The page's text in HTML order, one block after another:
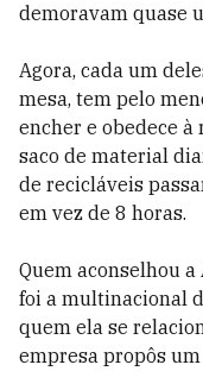
demoravam quase
Agora, cada um
mesa, tem pelo
encher e obedece
saco de material
de recicláveis
em vez de 8 horas.
Quem aconselhou
foi a multinacional
quem ela se
empresa propôs um